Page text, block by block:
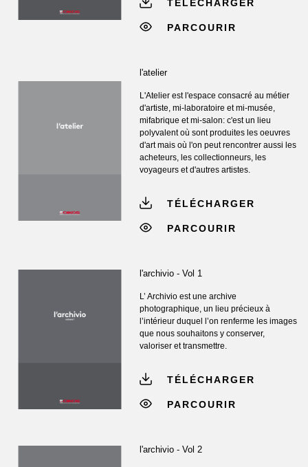
TÉLÉCHARGER
PARCOURIR
l'atelier
L'Atelier est l'espace consacré au métier
d'artiste, mi-laboratoire et mi-musée,
mifabrique et mi-salon: c'est un lieu
polyvalent où sont produites les oeuvres
d'art mais où l'on peut rencontrer aussi les
acheteurs, les collectionneurs, les
voyageurs et d'autres artistes.
TÉLÉCHARGER
PARCOURIR
l'archivio - Vol 1
L’ Archivio est une archive
photographique, un lieu précieux à
l’intérieur duquel l’on renferme les images
que nous souhaitons y conserver,
valoriser et transmettre.
TÉLÉCHARGER
PARCOURIR
l'archivio - Vol 2